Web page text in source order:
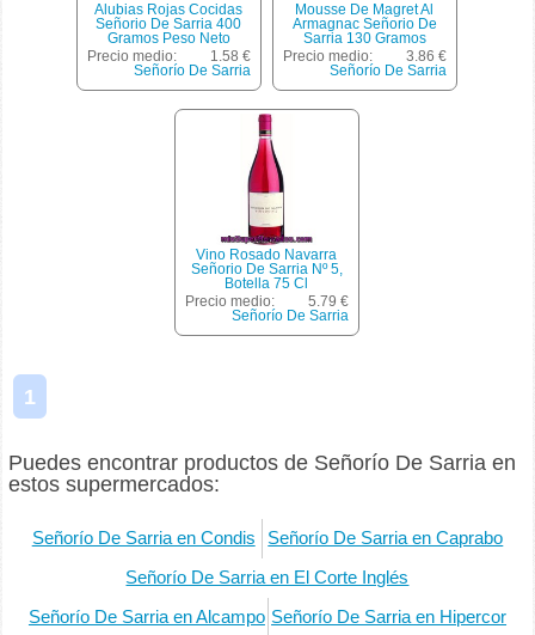
Alubias Rojas Cocidas
Señorio De Sarria 400
Gramos Peso Neto
Escurrido
Precio medio:
1.58 €
Señorío De Sarria
Mousse De Magret Al
Armagnac Señorio De
Sarria 130 Gramos
Precio medio:
3.86 €
Señorío De Sarria
Vino Rosado Navarra
Señorio De Sarria Nº 5,
Botella 75 Cl
Precio medio:
5.79 €
Señorío De Sarria
1
Puedes encontrar productos de Señorío De Sarria en
estos supermercados:
Señorío De Sarria en Condis Señorío De Sarria en Caprabo
Señorío De Sarria en El Corte Inglés
Señorío De Sarria en Alcampo Señorío De Sarria en Hipercor